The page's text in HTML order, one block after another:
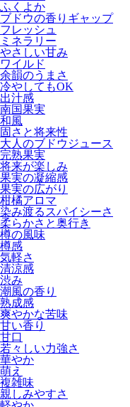
ふくよか
ブドウの香りギャップ
フレッシュ
ミネラリー
やさしい甘み
ワイルド
余韻のうまさ
冷やしてもOK
出汁感
南国果実
和風
固さと将来性
大人のブドウジュース
完熟果実
将来が楽しみ
果実の凝縮感
果実の広がり
柑橘アロマ
染み渡るスパイシーさ
柔らかさと奥行き
樽の風味
樽感
気軽さ
清涼感
渋み
潮風の香り
熟成感
爽やかな苦味
甘い香り
甘口
若々しい力強さ
華やか
萌え
複雑味
親しみやすさ